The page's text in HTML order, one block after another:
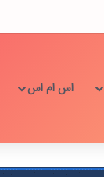
اس ام اس